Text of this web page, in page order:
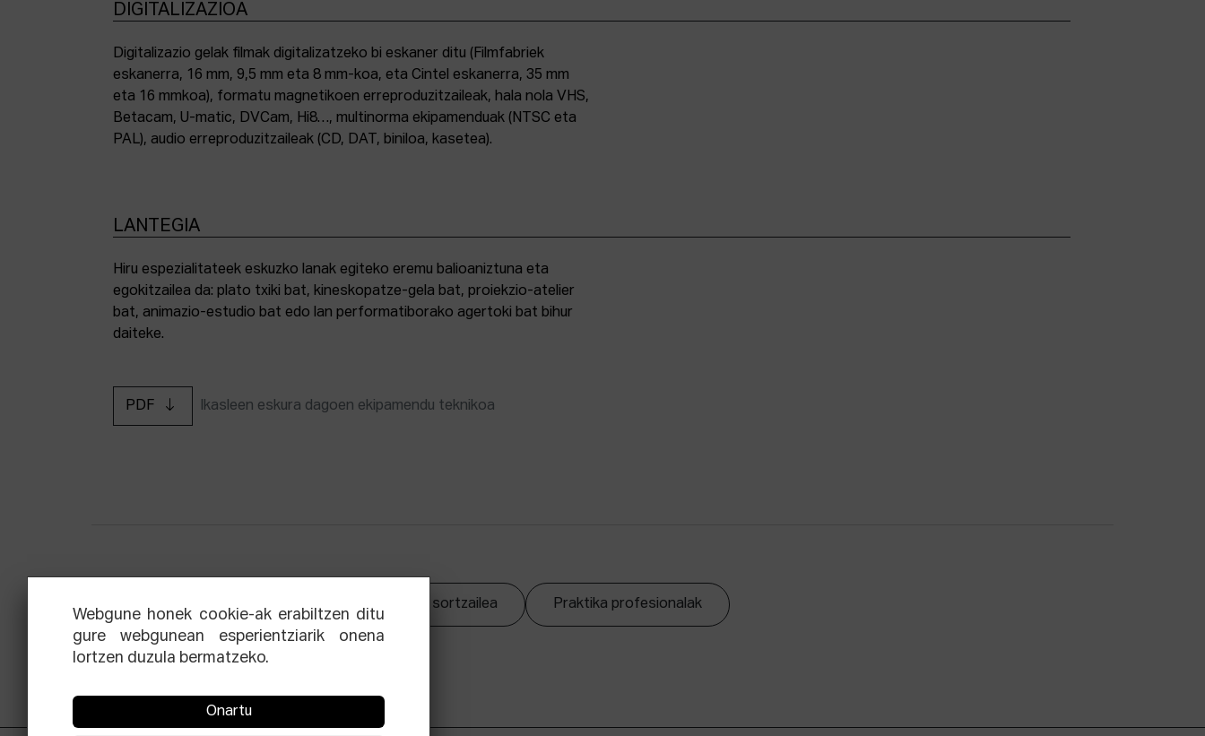
DIGITALIZAZIOA
Digitalizazio gelak filmak digitalizatzeko bi eskaner ditu (Filmfabriek
eskanerra, 16 mm, 9,5 mm eta 8 mm-koa, eta Cintel eskanerra, 35 mm
eta 16 mmkoa), formatu magnetikoen erreproduzitzaileak, hala nola VHS,
Betacam, U-matic, DVCam, Hi8…, multinorma ekipamenduak (NTSC eta
PAL), audio erreproduzitzaileak (CD, DAT, biniloa, kasetea).
LANTEGIA
Hiru espezialitateek eskuzko lanak egiteko eremu balioaniztuna eta
egokitzailea da: plato txiki bat, kineskopatze-gela bat, proiekzio-atelier
bat, animazio-estudio bat edo lan performatiborako agertoki bat bihur
daiteke.
PDF Ikasleen eskura dagoen ekipamendu teknikoa
Ekoizpen sortzailea Praktika profesionalak
Webgune honek cookie-ak erabiltzen ditu
gure webgunean esperientziarik onena
lortzen duzula bermatzeko.
Onartu